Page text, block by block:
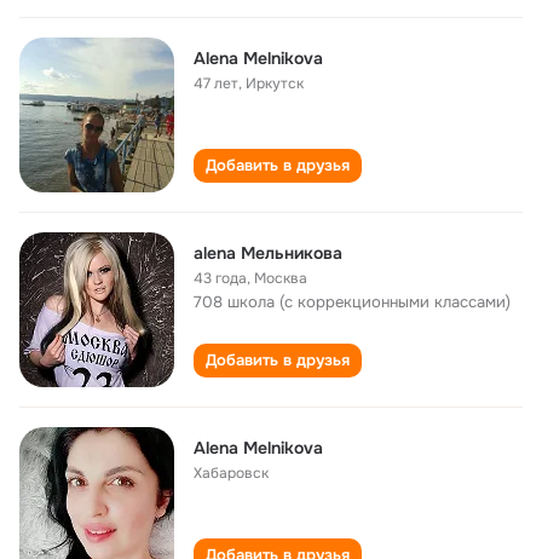
Alena Melnikova
47 лет, Иркутск
Добавить в друзья
alena Мельникова
43 года, Москва
708 школа (с коррекционными классами)
Добавить в друзья
Alena Melnikova
Хабаровск
Добавить в друзья